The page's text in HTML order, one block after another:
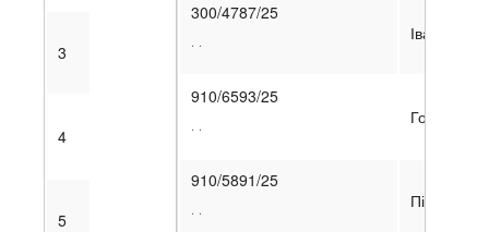
300/4787/25
. . Івано-
910/6593/25
. .
910/5891/25
. . Північний
3
4
5